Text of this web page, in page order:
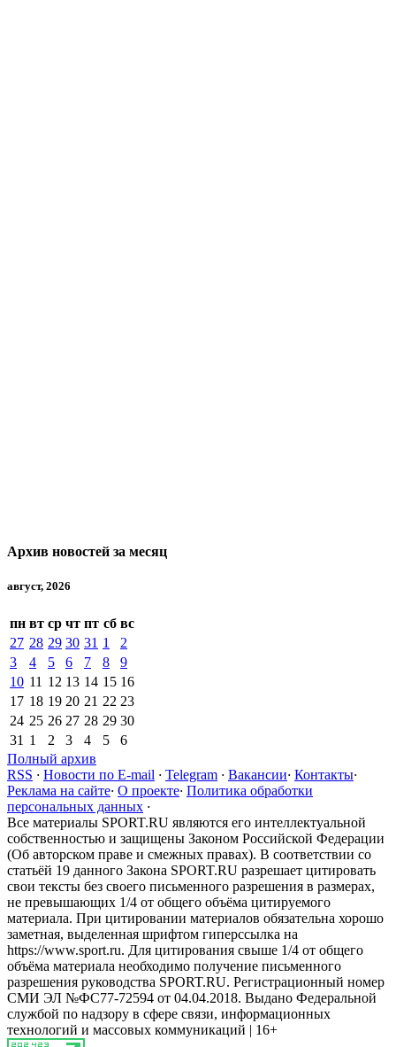
Архив новостей за месяц
август, 2026
пн вт ср чт пт сб вс
27 28 29 30 31 1
2
3
4 5 6 7 8
9
10 11 12 13 14 15 16
17 18 19 20 21 22 23
24 25 26 27 28 29 30
31 1 2 3 4 5
6
Полный архив
RSS · Новости по E-mail · Telegram · Вакансии· Контакты·
Реклама на сайте· О проекте· Политика обработки
персональных данных ·
Все материалы SPORT.RU являются его интеллектуальной
собственностью и защищены Законом Российской Федерации
(Об авторском праве и смежных правах). В соответствии со
статьёй 19 данного Закона SPORT.RU разрешает цитировать
свои тексты без своего письменного разрешения в размерах,
не превышающих 1/4 от общего объёма цитируемого
материала. При цитировании материалов обязательна хорошо
заметная, выделенная шрифтом гиперссылка на
https://www.sport.ru. Для цитирования свыше 1/4 от общего
объёма материала необходимо получение письменного
разрешения руководства SPORT.RU. Регистрационный номер
СМИ ЭЛ №ФС77-72594 от 04.04.2018. Выдано Федеральной
службой по надзору в сфере связи, информационных
технологий и массовых коммуникаций | 16+